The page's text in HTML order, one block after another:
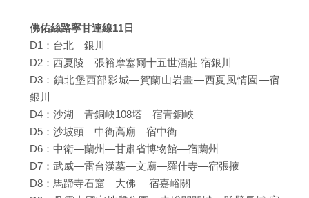
佛佑絲路寧甘連線11日
D1：台北—銀川
D2：西夏陵—張裕摩塞爾十五世酒莊 宿銀川
D3：鎮北堡西部影城—賀蘭山岩畫—西夏風情園—宿
銀川
D4：沙湖—青銅峽108塔—宿青銅峽
D5：沙坡頭—中衛高廟—宿中衛
D6：中衛—蘭州—甘肅省博物館—宿蘭州
D7：武威—雷台漢墓—文廟—羅什寺—宿張掖
D8：馬蹄寺石窟—大佛— 宿嘉峪關